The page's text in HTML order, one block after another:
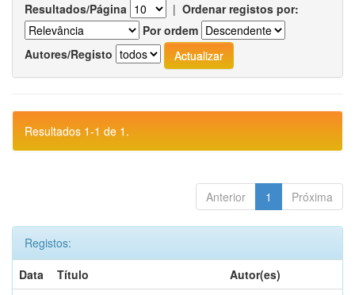
Resultados/Página | Ordenar registos por:
Por ordem
Autores/Registo
Resultados 1-1 de 1.
Anterior 1 Próxima
Registos:
Data
Título
Autor(es)